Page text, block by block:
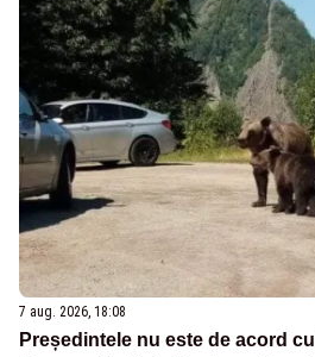
7 aug. 2026, 18:08
Președintele nu este de acord